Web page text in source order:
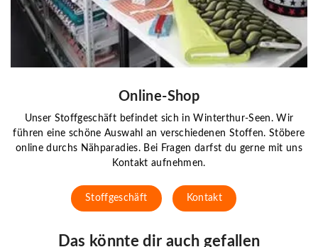
Online-Shop
Unser Stoffgeschäft befindet sich in Winterthur-Seen. Wir
führen eine schöne Auswahl an verschiedenen Stoffen. Stöbere
online durchs Nähparadies. Bei Fragen darfst du gerne mit uns
Kontakt aufnehmen.
Stoffgeschäft Kontakt
Das könnte dir auch gefallen